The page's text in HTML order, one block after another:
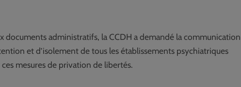
documents administratifs, la CCDH a demandé la communication
et d’isolement de tous les établissements psychiatriques
mesures de privation de libertés.